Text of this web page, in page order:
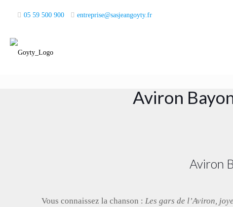
05 59 500 900 entreprise@sasjeangoyty.fr
Aviron
Aviron
Vous connaissez la chanson : Les gars de l’Aviron,